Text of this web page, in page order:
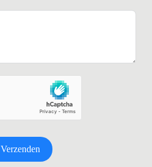
Verzenden